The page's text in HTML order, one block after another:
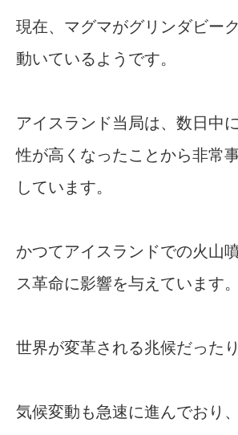
現在、マグマがグリンダビー
動いているようです。
アイスランド当局は、数日中
性が高くなったことから非常
しています。
かつてアイスランドでの火山
ス革命に影響を与えています。
世界が変革される兆候だったり
気候変動も急速に進んでおり